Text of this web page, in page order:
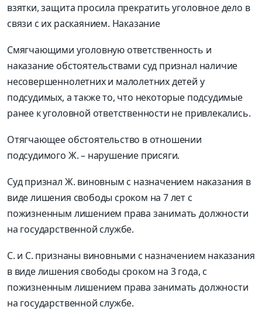
взятки, защита просила прекратить уголовное дело в
связи с их раскаянием. Наказание
Смягчающими уголовную ответственность и
наказание обстоятельствами суд признал наличие
несовершеннолетних и малолетних детей у
подсудимых, а также то, что некоторые подсудимые
ранее к уголовной ответственности не привлекались.
Отягчающее обстоятельство в отношении
подсудимого Ж. – нарушение присяги.
Суд признал Ж. виновным с назначением наказания в
виде лишения свободы сроком на 7 лет с
пожизненным лишением права занимать должности
на государственной службе.
С. и С. признаны виновными с назначением наказания
в виде лишения свободы сроком на 3 года, с
пожизненным лишением права занимать должности
на государственной службе.